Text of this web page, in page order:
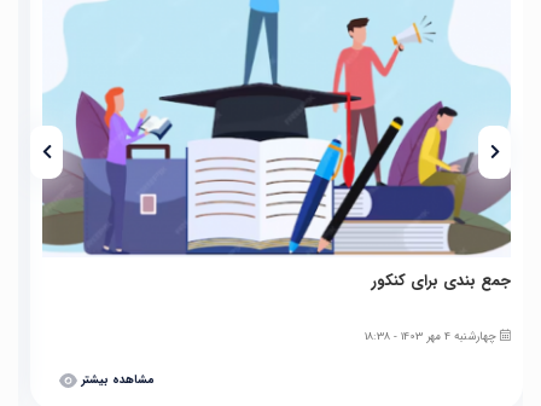
جمع بندی برای کنکور
چهارشنبه 4 مهر 1403 - 18:38
مشاهده بیشتر